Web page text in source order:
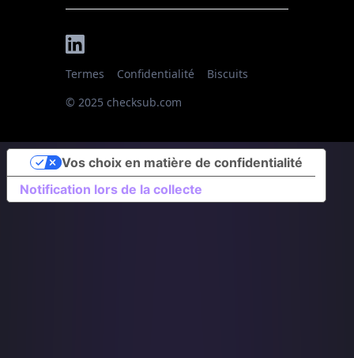
© 2025 checksub.com
Termes Confidentialité Biscuits
Notification lors de la collecte
Vos choix en matière de confidentialité